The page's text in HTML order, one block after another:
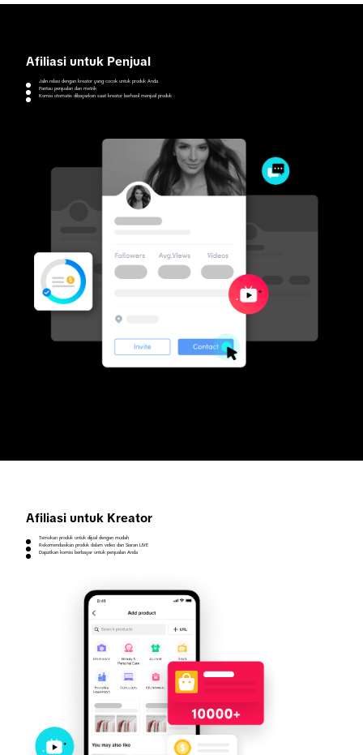
Afiliasi untuk Penjual
Jalin relasi dengan kreator yang cocok untuk produk Anda
Pantau penjualan dan metrik
Komisi otomatis dibayarkan saat kreator berhasil menjual produk
Afiliasi untuk Kreator
Temukan produk untuk dijual dengan mudah
Rekomendasikan produk dalam video dan Siaran LIVE
Dapatkan komisi berbayar untuk penjualan Anda